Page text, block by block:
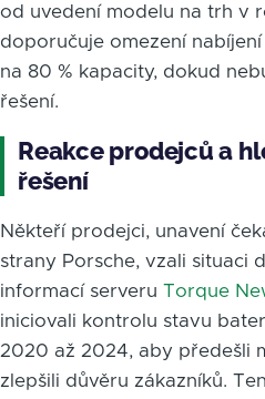
od uvedení modelu na trh v
doporučuje omezení
na 80 % kapacity, dokud
řešení.
Reakce prodejců a
řešení
Někteří prodejci, unavení
strany Porsche, vzali situaci
informací serveru Torque
iniciovali kontrolu stavu
2020 až 2024, aby předešli
zlepšili důvěru zákazníků.